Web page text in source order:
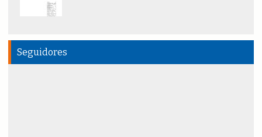
Seguidores